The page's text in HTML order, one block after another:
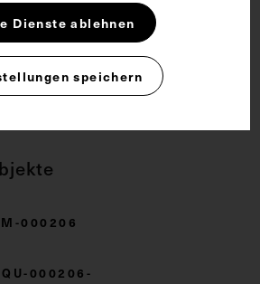
000206
000206-
Dienste ablehnen
speichern